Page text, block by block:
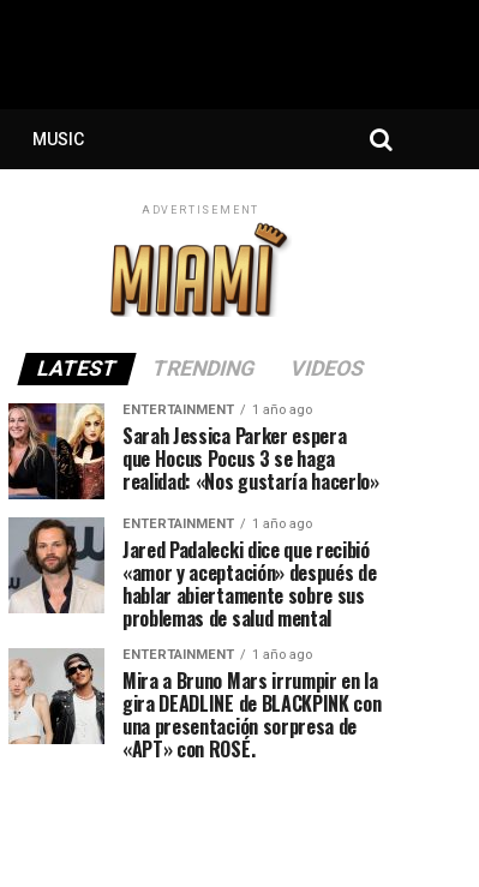
MUSIC
ADVERTISEMENT
LATEST TRENDING VIDEOS
ENTERTAINMENT 1 año ago
Sarah Jessica Parker espera
que Hocus Pocus 3 se haga
realidad: «Nos gustaría hacerlo»
ENTERTAINMENT 1 año ago
Jared Padalecki dice que recibió
«amor y aceptación» después de
hablar abiertamente sobre sus
problemas de salud mental
ENTERTAINMENT 1 año ago
Mira a Bruno Mars irrumpir en la
gira DEADLINE de BLACKPINK con
una presentación sorpresa de
«APT» con ROSÉ.